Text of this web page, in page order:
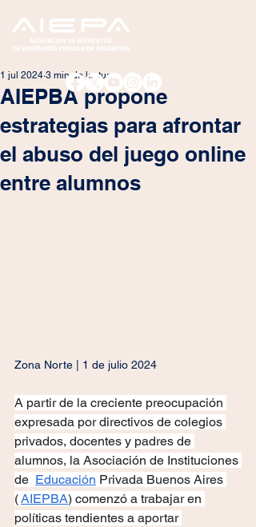
AIEPBA propone
estrategias para afrontar
el abuso del juego online
entre alumnos
1 jul 2024 3 min de lectura
Zona Norte | 1 de julio 2024
A partir de la creciente preocupación
expresada por directivos de colegios
privados, docentes y padres de
alumnos, la Asociación de Instituciones
de Educación Privada Buenos Aires
(AIEPBA) comenzó a trabajar en
políticas tendientes a aportar